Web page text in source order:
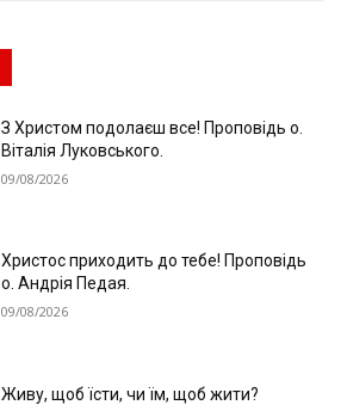
З Христом подолаєш все! Проповідь о.
Віталія Луковського.
09/08/2026
Христос приходить до тебе! Проповідь
о. Андрія Педая.
09/08/2026
Живу, щоб їсти, чи їм, щоб жити?